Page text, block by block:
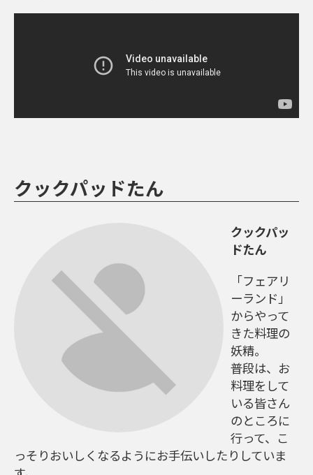
クックパッドたん
クックパッ
ドたん
「フェアリ
ーランド」
からやって
きた料理の
妖精。
普段は、お
料理をして
いる皆さん
のところに
行って、こ
っそりおいしくなるようにお手伝いしたりしていま